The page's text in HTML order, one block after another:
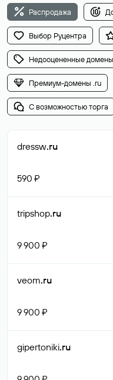
Распродажа
Выбор Руцентра
Недооцененные домены
Премиум-домены .ru
С возможностью торга
dressw.ru
590 ₽
tripshop.ru
9 900 ₽
veom.ru
9 900 ₽
gipertoniki.ru